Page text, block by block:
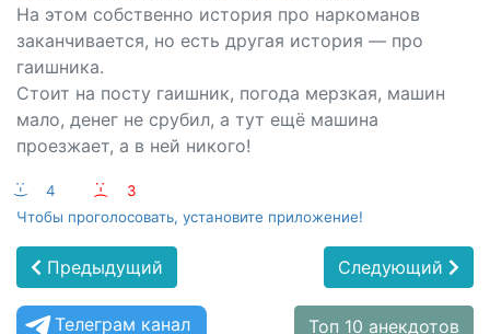
На этом собственно история про наркоманов
заканчивается, но есть другая история — про
гаишника.
Стоит на посту гаишник, погода мерзкая, машин
мало, денег не срубил, а тут ещё машина
проезжает, а в ней никого!
:-) 4 :-(
3
Чтобы проголосовать, установите приложение!
Предыдущий Следующий
Телеграм канал Топ 10 анекдотов